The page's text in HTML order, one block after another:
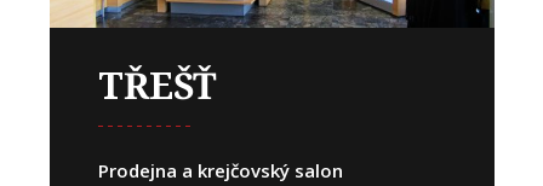
TŘEŠŤ
Prodejna a krejčovský salon